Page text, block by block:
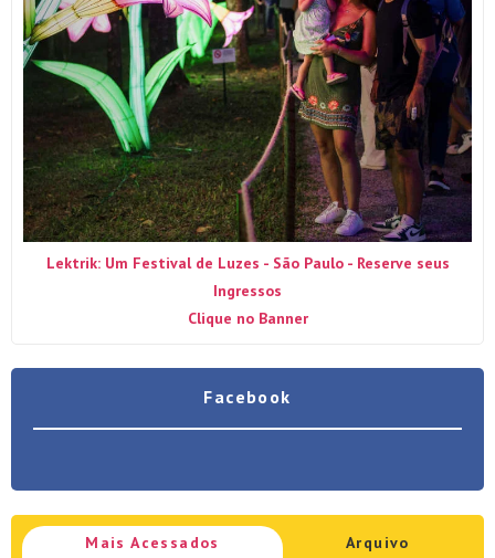
Lektrik: Um Festival de Luzes - São Paulo - Reserve seus
Ingressos
Clique no Banner
Facebook
Mais Acessados Arquivo